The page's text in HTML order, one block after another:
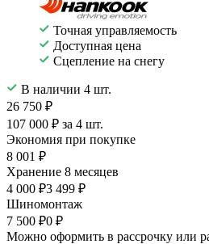
Точная управляемость
Доступная цена
Сцепление на снегу
В наличии 4 шт.
26 750 ₽
107 000 ₽ за 4 шт.
Экономия при покупке
8 001 ₽
Хранение 8 месяцев
4 000 ₽3 499 ₽
Шиномонтаж
7 500 ₽0 ₽
Можно оформить в рассрочку или